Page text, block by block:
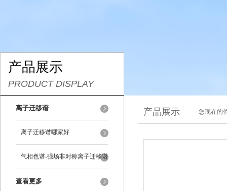
产品展示
PRODUCT DISPLAY
离子迁移谱
离子迁移谱哪家好
气相色谱-强场非对称离子迁移谱
查看更多
产品展示 您现在的